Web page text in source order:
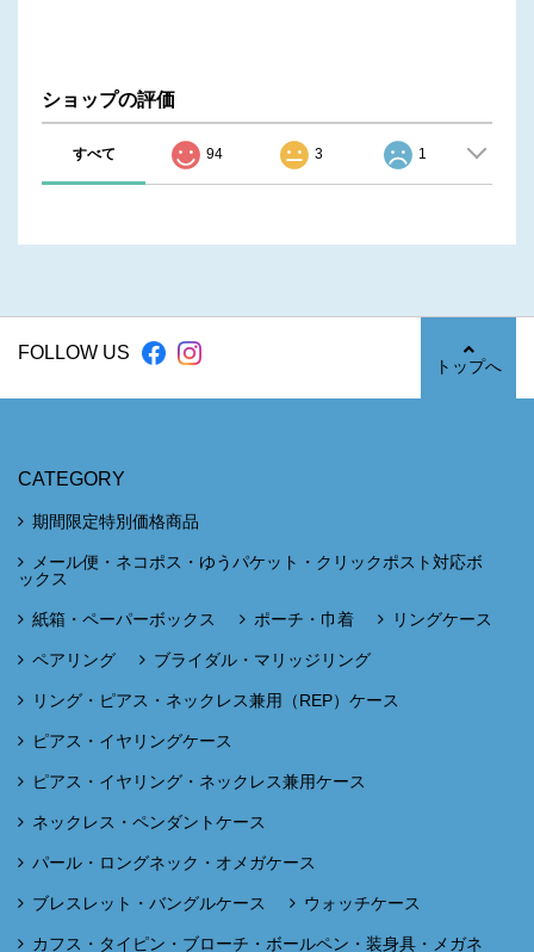
ショップの評価
すべて 94 3 1
FOLLOW US
トップへ
CATEGORY
期間限定特別価格商品
メール便・ネコポス・ゆうパケット・クリックポスト対応ボ
ックス
紙箱・ペーパーボックス ポーチ・巾着 リングケース
ペアリング ブライダル・マリッジリング
リング・ピアス・ネックレス兼用（REP）ケース
ピアス・イヤリングケース
ピアス・イヤリング・ネックレス兼用ケース
ネックレス・ペンダントケース
パール・ロングネック・オメガケース
ブレスレット・バングルケース ウォッチケース
カフス・タイピン・ブローチ・ボールペン・装身具・メガネ